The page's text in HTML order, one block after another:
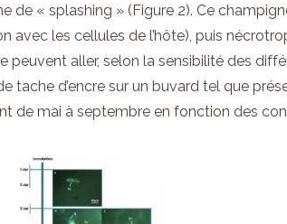
de « splashing » (Figure 2). Ce
avec les cellules de l’hôte), puis
peuvent aller, selon la sensibilité des
tache d’encre sur un buvard tel que
de mai à septembre en fonction des